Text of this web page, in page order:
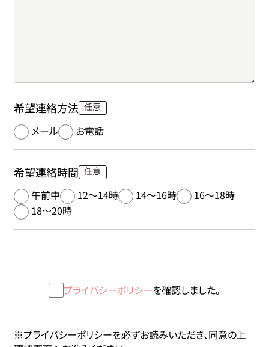
希望連絡方法
メール お電話
希望連絡時間
午前中 12～14時 14～16時
16～18時
18～20時
プライバシーポリシーを確認しました。
※プライバシーポリシーを必ずお読みいただき、同意の上